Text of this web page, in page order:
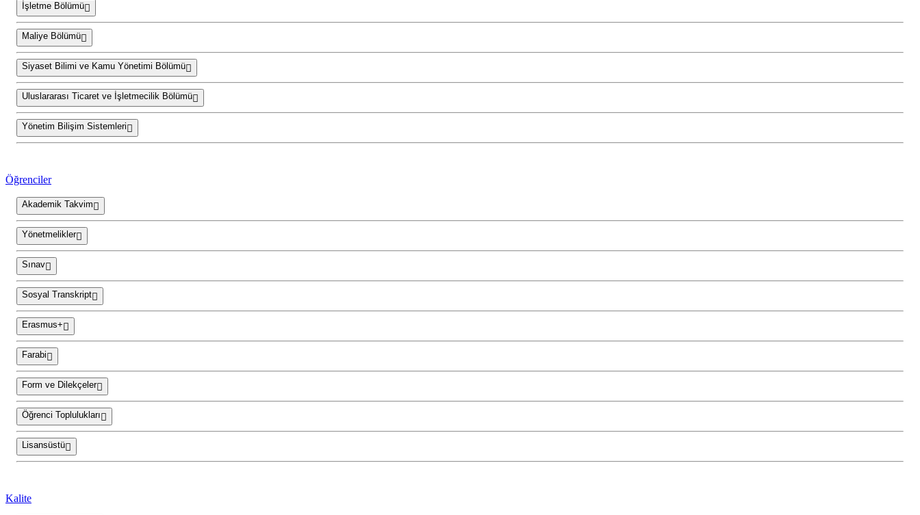
İşletme Bölümü
Maliye Bölümü
Siyaset Bilimi ve Kamu Yönetimi Bölümü
Uluslararası Ticaret ve İşletmecilik Bölümü
Yönetim Bilişim Sistemleri
Öğrenciler
Akademik Takvim
Yönetmelikler
Sınav
Sosyal Transkript
Erasmus+
Farabi
Form ve Dilekçeler
Öğrenci Toplulukları
Lisansüstü
Kalite